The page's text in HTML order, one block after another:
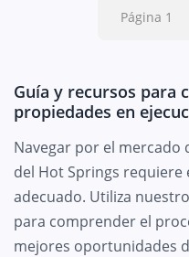
Página 1
Guía y recursos para
propiedades en
Navegar por el mercado
del Hot Springs
adecuado. Utiliza
para comprender el
mejores oportunidades